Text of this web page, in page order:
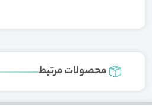
محصولات مرتبط